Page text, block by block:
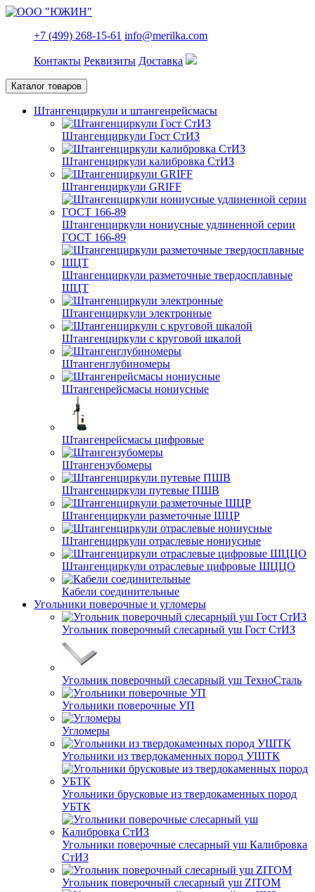
+7 (499) 268-15-61 info@merilka.com
Контакты Реквизиты Доставка
Каталог товаров
Штангенциркули и штангенрейсмасы
Штангенциркули Гост СтИЗ
Штангенциркули калибровка СтИЗ
Штангенциркули GRIFF
Штангенциркули нониусные удлиненной серии
ГОСТ 166-89
Штангенциркули разметочные твердосплавные
ШЦТ
Штангенциркули электронные
Штангенциркули с круговой шкалой
Штангенглубиномеры
Штангенрейсмасы нониусные
Штангенрейсмасы цифровые
Штангензубомеры
Штангенциркули путевые ПШВ
Штангенциркули разметочные ШЦР
Штангенциркули отраслевые нониусные
Штангенциркули отраслевые цифровые ШЦЦО
Кабели соединительные
Угольники поверочные и угломеры
Угольник поверочный слесарный уш Гост СтИЗ
Угольник поверочный слесарный уш ТехноСталь
Угольники поверочные УП
Угломеры
Угольники из твердокаменных пород УШТК
Угольники брусковые из твердокаменных пород
УБТК
Угольники поверочные слесарный уш Калибровка
СтИЗ
Угольник поверочный слесарный уш ZITOM